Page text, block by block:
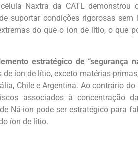
Naxtra da CATL demonstrou
suportar condições rigorosas sem
do que o íon de lítio, o que
estratégico de “segurança
íon de lítio, exceto matérias-
Chile e Argentina. Ao contrário
associados à concentração
Ná-ion pode ser estratégico para
íon de lítio.